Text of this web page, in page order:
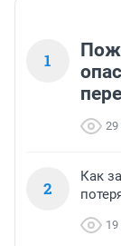
1
29
2
Как
19